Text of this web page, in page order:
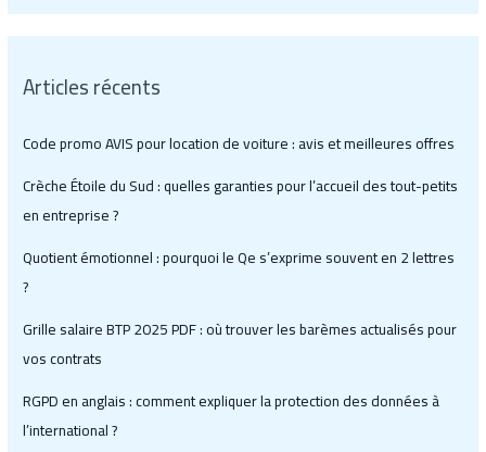
Articles récents
Code promo AVIS pour location de voiture : avis et meilleures offres
Crèche Étoile du Sud : quelles garanties pour l’accueil des tout-petits
en entreprise ?
Quotient émotionnel : pourquoi le Qe s’exprime souvent en 2 lettres
?
Grille salaire BTP 2025 PDF : où trouver les barèmes actualisés pour
vos contrats
RGPD en anglais : comment expliquer la protection des données à
l’international ?